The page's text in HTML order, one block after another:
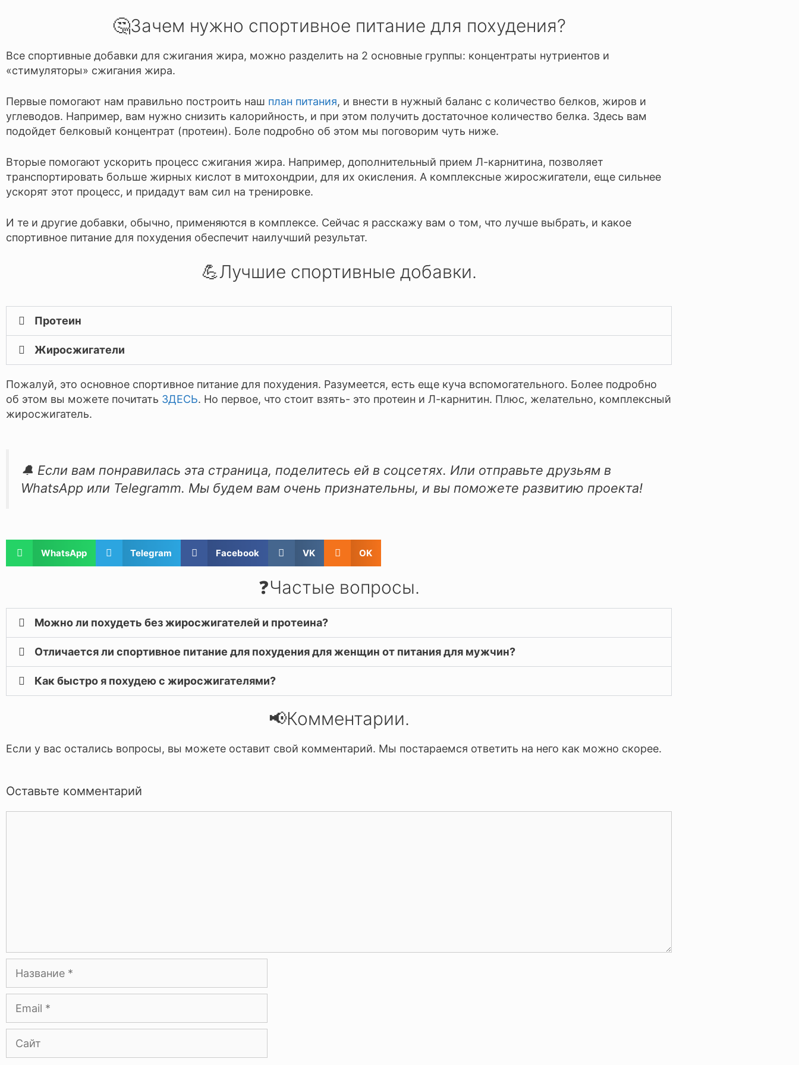
🤔Зачем нужно спортивное питание для похудения?
Все спортивные добавки для сжигания жира, можно разделить на 2 основные группы: концентраты нутриентов и
«стимуляторы» сжигания жира.
Первые помогают нам правильно построить наш план питания, и внести в нужный баланс с количество белков, жиров и
углеводов. Например, вам нужно снизить калорийность, и при этом получить достаточное количество белка. Здесь вам
подойдет белковый концентрат (протеин). Боле подробно об этом мы поговорим чуть ниже.
Вторые помогают ускорить процесс сжигания жира. Например, дополнительный прием Л-карнитина, позволяет
транспортировать больше жирных кислот в митохондрии, для их окисления. А комплексные жиросжигатели, еще сильнее
ускорят этот процесс, и придадут вам сил на тренировке.
И те и другие добавки, обычно, применяются в комплексе. Сейчас я расскажу вам о том, что лучше выбрать, и какое
спортивное питание для похудения обеспечит наилучший результат.
💪Лучшие спортивные добавки.
Протеин
Жиросжигатели
Пожалуй, это основное спортивное питание для похудения. Разумеется, есть еще куча вспомогательного. Более подробно
об этом вы можете почитать ЗДЕСЬ. Но первое, что стоит взять- это протеин и Л-карнитин. Плюс, желательно, комплексный
жиросжигатель.
🔔 Если вам понравилась эта страница, поделитесь ей в соцсетях. Или отправьте друзьям в
WhatsApp или Telegramm. Мы будем вам очень признательны, и вы поможете развитию проекта!
WhatsApp Telegram Facebook VK OK
❓Частые вопросы.
Можно ли похудеть без жиросжигателей и протеина?
Отличается ли спортивное питание для похудения для женщин от питания для мужчин?
Как быстро я похудею с жиросжигателями?
📢Комментарии.
Если у вас остались вопросы, вы можете оставит свой комментарий. Мы постараемся ответить на него как можно скорее.
Оставьте комментарий